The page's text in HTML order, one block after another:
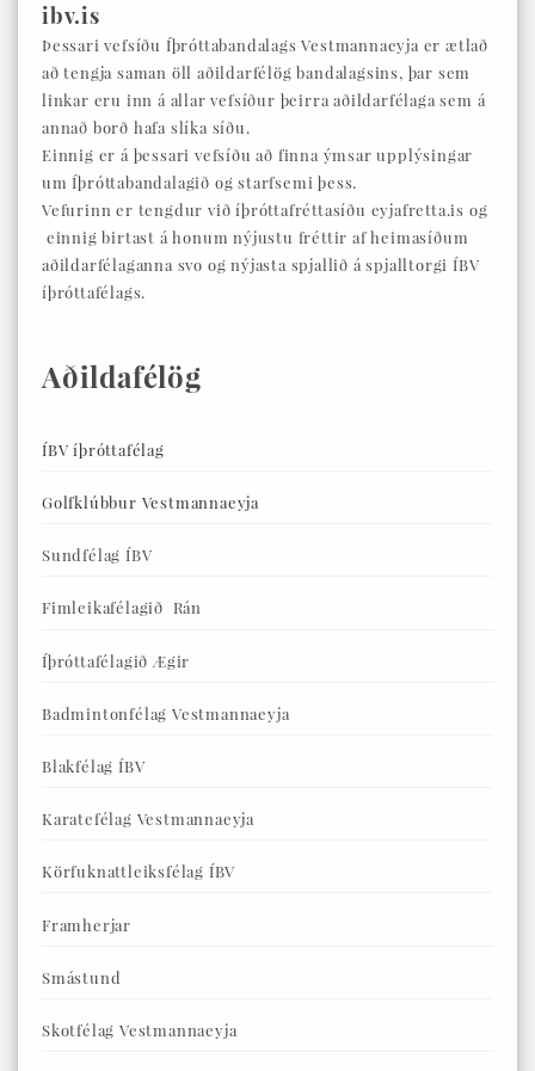
ibv.is
Þessari vefsíðu Íþróttabandalags Vestmannaeyja er ætlað
að tengja saman öll aðildarfélög bandalagsins, þar sem
linkar eru inn á allar vefsíður þeirra aðildarfélaga sem á
annað borð hafa slíka síðu.
Einnig er á þessari vefsíðu að finna ýmsar upplýsingar
um Íþróttabandalagið og starfsemi þess.
Vefurinn er tengdur við íþróttafréttasíðu eyjafretta.is og
einnig birtast á honum nýjustu fréttir af heimasíðum
aðildarfélaganna svo og nýjasta spjallið á spjalltorgi ÍBV
íþróttafélags.
Aðildafélög
ÍBV íþróttafélag
Golfklúbbur Vestmannaeyja
Sundfélag ÍBV
Fimleikafélagið Rán
Íþróttafélagið Ægir
Badmintonfélag Vestmannaeyja
Blakfélag ÍBV
Karatefélag Vestmannaeyja
Körfuknattleiksfélag ÍBV
Framherjar
Smástund
Skotfélag Vestmannaeyja